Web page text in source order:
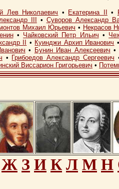
Лев Николаевич • Екатерина II •
III • Суворов Александр
Михаил Юрьевич • Некрасов
• Чайковский Петр Ильич •
II • Куинджи Архип Иванович
• Бунин Иван Алексеевич •
• Грибоедов Александр Сергеевич
Виссарион Григорьевич •
Ж З И К Л М Н